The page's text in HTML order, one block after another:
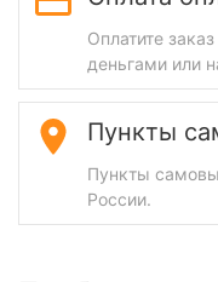
Оплатите
деньгами или
Пункты
Пункты
России.